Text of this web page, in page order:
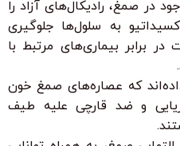
در صمغ، رادیکال‌های آزاد را
به سلول‌ها جلوگیری
برابر بیماری‌های مرتبط با
که عصاره‌های صمغ خون
و ضد قارچی علیه طیف